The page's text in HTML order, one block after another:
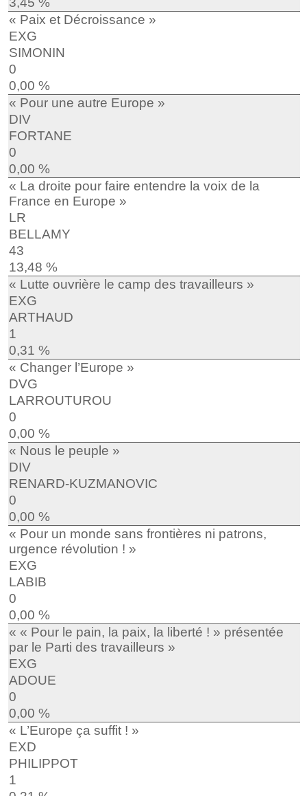
« Paix et Décroissance »
EXG
SIMONIN
0
0,00 %
« Pour une autre Europe »
DIV
FORTANE
0
0,00 %
« La droite pour faire entendre la voix de la
France en Europe »
LR
BELLAMY
43
13,48 %
« Lutte ouvrière le camp des travailleurs »
EXG
ARTHAUD
1
0,31 %
« Changer l’Europe »
DVG
LARROUTUROU
0
0,00 %
« Nous le peuple »
DIV
RENARD-KUZMANOVIC
0
0,00 %
« Pour un monde sans frontières ni patrons,
urgence révolution ! »
EXG
LABIB
0
0,00 %
« « Pour le pain, la paix, la liberté ! » présentée
par le Parti des travailleurs »
EXG
ADOUE
0
0,00 %
« L’Europe ça suffit ! »
EXD
PHILIPPOT
1